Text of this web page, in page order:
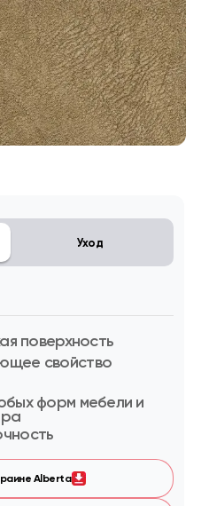
Уход
поверхность
свойство
форм мебели и
Alberta